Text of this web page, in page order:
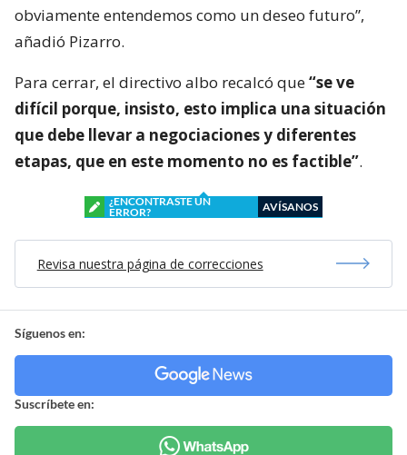
obviamente entendemos como un deseo futuro”,
añadió Pizarro.
Para cerrar, el directivo albo recalcó que“se ve
difícil porque, insisto, esto implica una situación
que debe llevar a negociaciones y diferentes
etapas, que en este momento no es factible”.
¿ENCONTRASTE UN
ERROR?
AVÍSANOS
Revisa nuestra página de correcciones
Síguenos en:
Suscríbete en: